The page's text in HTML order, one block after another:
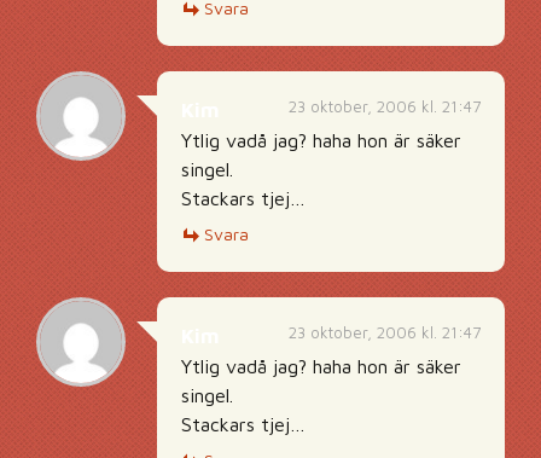
Svara
23 oktober, 2006 kl. 21:47
Ytlig vadå jag? haha hon är säker
singel.
Stackars tjej…
Svara
23 oktober, 2006 kl. 21:47
Ytlig vadå jag? haha hon är säker
singel.
Stackars tjej…